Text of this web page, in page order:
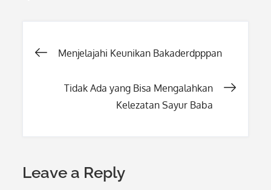
Post
navigation
Menjelajahi Keunikan Bakaderdpppan
Tidak Ada yang Bisa Mengalahkan
Kelezatan Sayur Baba
Leave a Reply